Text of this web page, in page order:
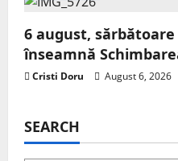
6 august, sărbătoare
înseamnă
Cristi Doru August 6, 2026
SEARCH